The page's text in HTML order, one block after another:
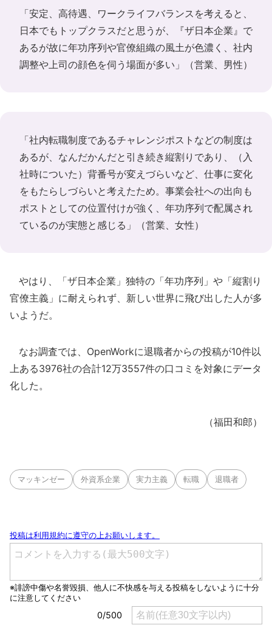
「安定、高待遇、ワークライフバランスを考えると、
日本でもトップクラスだと思うが、『ザ日本企業』で
あるが故に年功序列や官僚組織の風土が色濃く、社内
調整や上司の顔色を伺う場面が多い」（営業、男性）
「社内転職制度であるチャレンジポストなどの制度は
あるが、なんだかんだと引き続き縦割りであり、（入
社時についた）背番号が変えづらいなど、仕事に変化
をもたらしづらいと考えたため。事業会社への出向も
ポストとしての位置付けが強く、年功序列で配属され
ているのが実態と感じる」（営業、女性）
やはり、「ザ日本企業」独特の「年功序列」や「縦割り
官僚主義」に耐えられず、新しい世界に飛び出した人が多
いようだ。
なお調査では、OpenWorkに退職者からの投稿が10件以
上ある3976社の合計12万3557件の口コミを対象にデータ
化した。
（福田和郎）
マッキンゼー 外資系企業 実力主義 転職 退職者